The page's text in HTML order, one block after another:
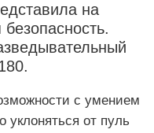
на
с умением
уклоняться от пуль